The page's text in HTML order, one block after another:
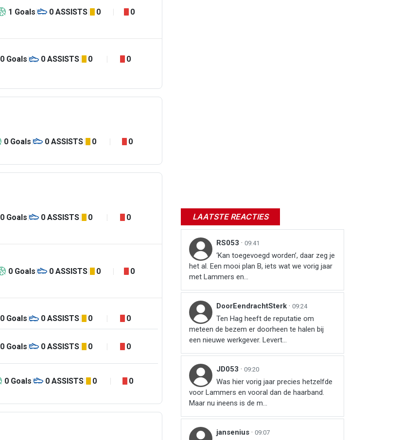
1 Goals 0 ASSISTS 0 0
0 Goals 0 ASSISTS 0 0
0 Goals 0 ASSISTS 0 0
0 Goals 0 ASSISTS 0 0
0 Goals 0 ASSISTS 0 0
0 Goals 0 ASSISTS 0 0
0 Goals 0 ASSISTS 0 0
0 Goals 0 ASSISTS 0 0
LAATSTE REACTIES
RS053 · 09:41
‘Kan toegevoegd worden’, daar zeg je
het al. Een mooi plan B, iets wat we vorig jaar
met Lammers en...
DoorEendrachtSterk · 09:24
Ten Hag heeft de reputatie om
meteen de bezem er doorheen te halen bij
een nieuwe werkgever. Levert...
JD053 · 09:20
Was hier vorig jaar precies hetzelfde
voor Lammers en vooral dan de haarband.
Maar nu ineens is de m...
jansenius · 09:07